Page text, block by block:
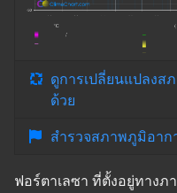
ดูการเปลี่ยนแปลงส
ด้วย
สำรวจสภาพภูมิอาก
ฟอร์ตาเลซา ที่ตั้งอยู่ทางภ